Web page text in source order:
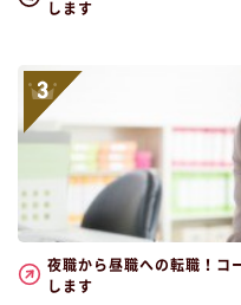
します
夜職から昼職への転職！コ
します